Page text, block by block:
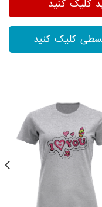
کلیک کنید
کلیک کنید